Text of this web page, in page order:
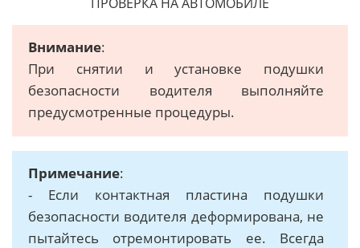
Внимание:
При снятии и установке подушки
безопасности водителя выполняйте
предусмотренные процедуры.
Примечание:
- Если контактная пластина подушки
безопасности водителя деформирована, не
пытайтесь отремонтировать ее. Всегда